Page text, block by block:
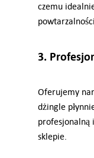
czemu
3.
Oferujemy
dżingle
profesjonalną
sklepie.